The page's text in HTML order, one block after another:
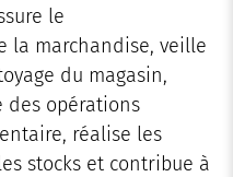
le
la marchandise, veille
du magasin,
des opérations
réalise les
stocks et contribue à